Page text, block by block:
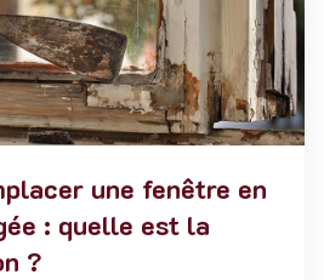
une fenêtre en
: quelle est la
?